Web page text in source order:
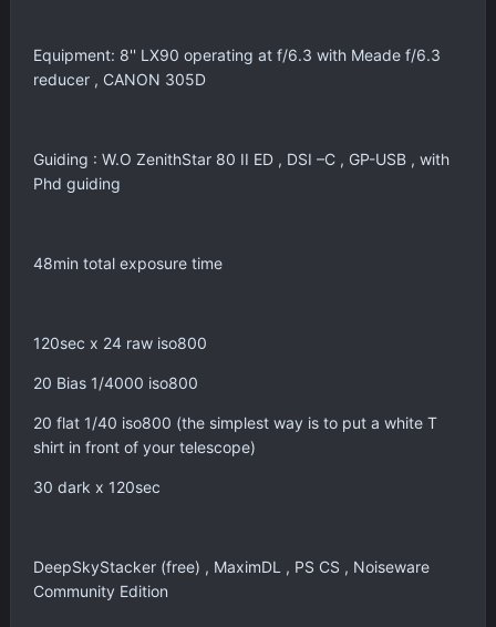
Equipment: 8'' LX90 operating at f/6.3 with Meade f/6.3
reducer , CANON 305D
Guiding : W.O ZenithStar 80 II ED , DSI –C , GP-USB , with
Phd guiding
48min total exposure time
120sec x 24 raw iso800
20 Bias 1/4000 iso800
20 flat 1/40 iso800 (the simplest way is to put a white T
shirt in front of your telescope)
30 dark x 120sec
DeepSkyStacker (free) , MaximDL , PS CS , Noiseware
Community Edition